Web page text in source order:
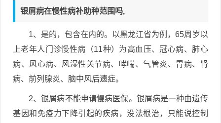
银屑病在慢性病补助种范围吗,
1、是的，包含在内的。以黑龙江省为例，65周岁以
上老年人门诊慢性病（11种）为高血压、冠心病、肺心
病、风心病、风湿性关节病、哮喘、气管炎、胃病、肾
病、前列腺炎、脑中风后遗症。
2、银屑病不能申请慢病医保。银屑病是一种由遗传
基因和免疫力下降引起的疾病，没法根治，只能说控制